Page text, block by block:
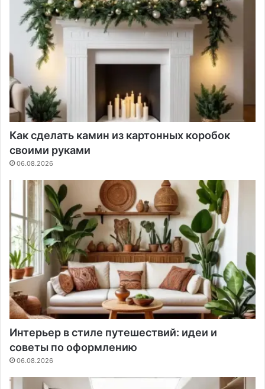
Как сделать камин из картонных коробок
своими руками
06.08.2026
Интерьер в стиле путешествий: идеи и
советы по оформлению
06.08.2026